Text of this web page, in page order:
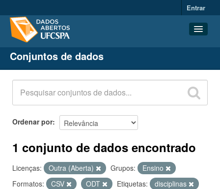
Entrar
Conjuntos de dados
Organizações
Grupos
Sobre
Conjuntos de dados
Ordenar por
1 conjunto de dados encontrado
Licenças: Outra (Aberta) Grupos:
Ensino
Formatos:
CSV ODT Etiquetas:
disciplinas